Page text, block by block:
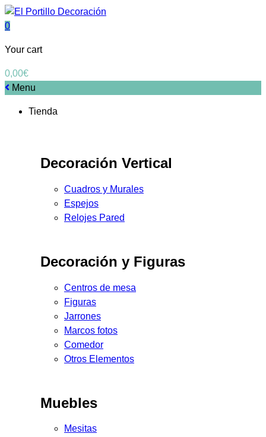
0
Your cart
0,00€
Menu
Tienda
Decoración Vertical
Cuadros y Murales
Espejos
Relojes Pared
Decoración y Figuras
Centros de mesa
Figuras
Jarrones
Marcos fotos
Comedor
Otros Elementos
Muebles
Mesitas